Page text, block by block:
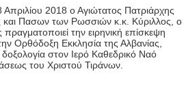
Απριλίου 2018 ο Αγιώτατος Πατριάρχης
Πασων των Ρωσσιών κ.κ. Κύριλλος, ο
πραγματοποιεί την ειρηνική επίσκεψη
Ορθόδοξη Εκκλησία της Αλβανίας,
δοξολογία στον Ιερό Καθεδρικό Ναό
του Χριστού Τιράνων.